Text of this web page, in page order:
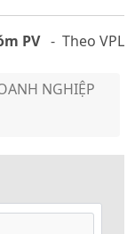
PV - Theo VPL
NGHIỆP